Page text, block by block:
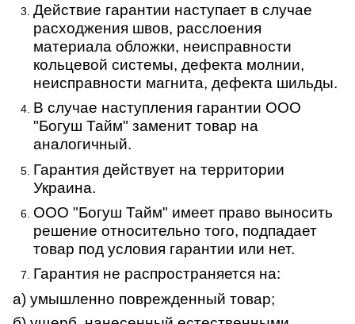
Действие гарантии наступает в случае
расходжения швов, расслоения
материала обложки, неисправности
кольцевой системы, дефекта молнии,
неисправности магнита, дефекта шильды.
В случае наступления гарантии ООО
"Богуш Тайм" заменит товар на
аналогичный.
Гарантия действует на территории
Украина.
ООО "Богуш Тайм" имеет право выносить
решение относительно того, подпадает
товар под условия гарантии или нет.
Гарантия не распространяется на:
а) умышленно поврежденный товар;